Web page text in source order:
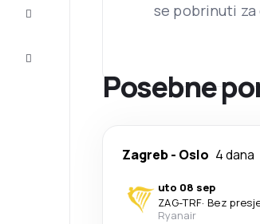
se pobrinuti za
Posebne
Zagreb- Oslo 4 dana
uto 08 sep
ZAG-TRF· Bez
Ryanair